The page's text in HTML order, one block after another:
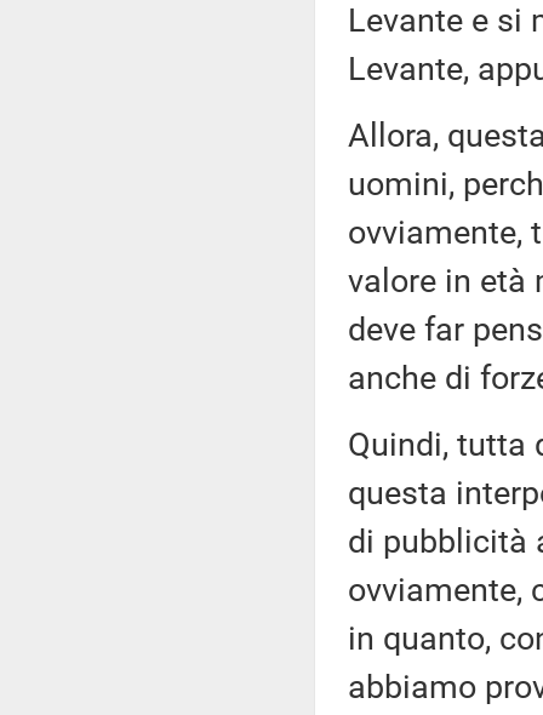
Levante e si
Levante,
Allora,
uomini,
ovviamente,
valore in età
deve far
anche di
Quindi, tutta
questa
di pubblicità
ovviamente,
in quanto,
abbiamo